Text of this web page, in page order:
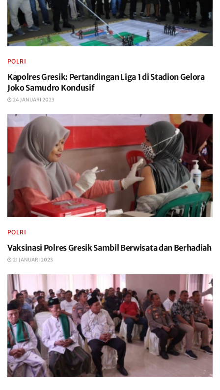
POLRI
Kapolres Gresik: Pertandingan Liga 1 di Stadion Gelora
Joko Samudro Kondusif
24 JANUARI 2023
POLRI
Vaksinasi Polres Gresik Sambil Berwisata dan Berhadiah
21 JANUARI 2023